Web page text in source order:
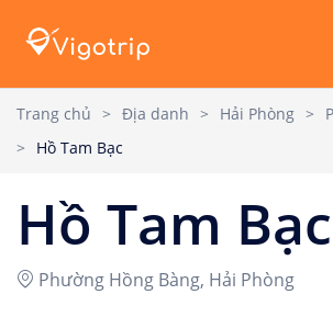
Trang chủ
Lưu trú
Tất cả
Khách sạn
Tour
Tin tức VIGOTRIP
Tin tức - Sự Kiện
Trang chủ > Địa danh > Hải Phòng >
>
Hồ Tam Bạc
Hồ Tam Bạc
Phường Hồng Bàng, Hải Phòng